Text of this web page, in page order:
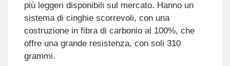
più leggeri disponibili sul mercato. Hanno un
sistema di cinghie scorrevoli, con una
costruzione in fibra di carbonio al 100%, che
offre una grande resistenza, con soli 310
grammi.